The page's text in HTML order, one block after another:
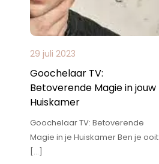
29 juli 2023
Goochelaar TV:
Betoverende Magie in jouw
Huiskamer
Goochelaar TV: Betoverende
Magie in je Huiskamer Ben je ooit
[…]